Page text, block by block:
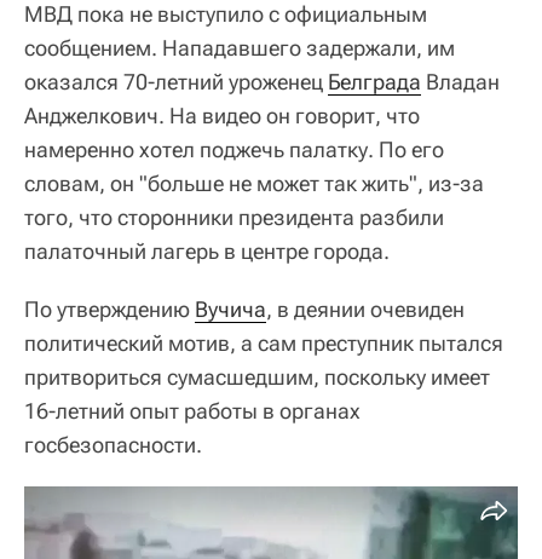
МВД пока не выступило с официальным
сообщением. Нападавшего задержали, им
оказался 70-летний уроженец Белграда Владан
Анджелкович. На видео он говорит, что
намеренно хотел поджечь палатку. По его
словам, он "больше не может так жить", из-за
того, что сторонники президента разбили
палаточный лагерь в центре города.
По утверждению Вучича, в деянии очевиден
политический мотив, а сам преступник пытался
притвориться сумасшедшим, поскольку имеет
16-летний опыт работы в органах
госбезопасности.